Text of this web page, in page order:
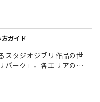
方ガイド
スタジオジブリ作品の世
パーク」。各エリアのレ
り方、お土産からグルメ